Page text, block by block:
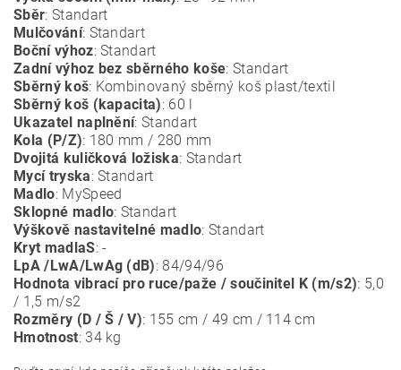
Sběr: Standart
Mulčování: Standart
Boční výhoz: Standart
Zadní výhoz bez sběrného koše: Standart
Sběrný koš: Kombinovaný sběrný koš plast/textil
Sběrný koš (kapacita): 60 l
Ukazatel naplnění: Standart
Kola (P/Z): 180 mm / 280 mm
Dvojitá kuličková ložiska: Standart
Mycí tryska: Standart
Madlo: MySpeed
Sklopné madlo: Standart
Výškově nastavitelné madlo: Standart
Kryt madlaS: -
LpA /LwA/LwAg (dB): 84/94/96
Hodnota vibrací pro ruce/paže / součinitel K (m/s2): 5,0
/ 1,5 m/s2
Rozměry (D / Š / V): 155 cm / 49 cm / 114 cm
Hmotnost: 34 kg